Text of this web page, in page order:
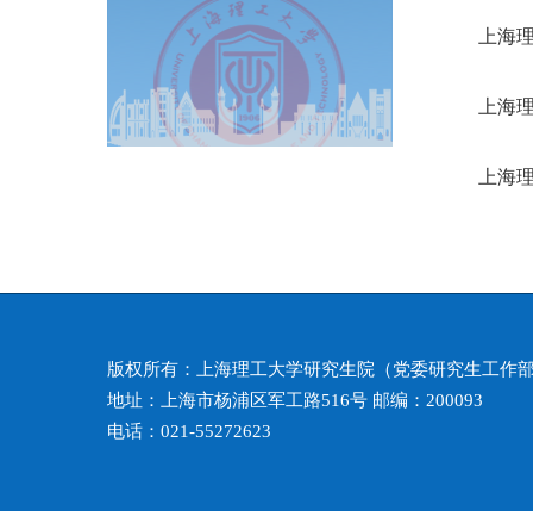
上海
上海
上海
版权所有：上海理工大学研究生院（党委研究生工作
地址：上海市杨浦区军工路516号 邮编：200093
电话：021-55272623